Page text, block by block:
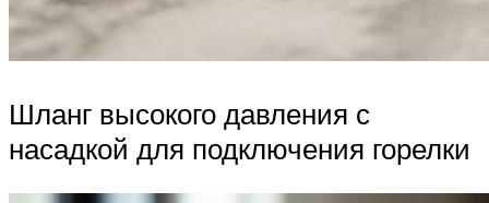
Шланг высокого давления с
насадкой для подключения горелки